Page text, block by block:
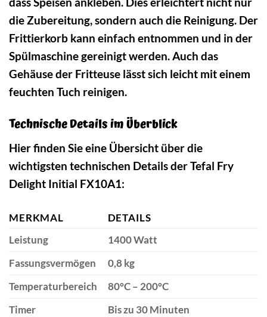
die Zubereitung, sondern auch die Reinigung. Der
Frittierkorb kann einfach entnommen und in der
Spülmaschine gereinigt werden. Auch das
Gehäuse der Fritteuse lässt sich leicht mit einem
feuchten Tuch reinigen.
Technische Details im Überblick
Hier finden Sie eine Übersicht über die
wichtigsten technischen Details der Tefal Fry
Delight Initial FX10A1:
MERKMAL
DETAILS
Leistung
1400 Watt
Fassungsvermögen
0,8 kg
Temperaturbereich
80°C – 200°C
Timer
Bis zu 30 Minuten